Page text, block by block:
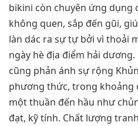
bikini còn chuyên ứng dụng
không quen, sắp đến gũi,
làn dác ra sự tự bởi vì thoải
ngày hè địa điểm hải
cũng phản ánh sự rộng
phương thức, trong khoảng
một thuần đến hầu như
đạt, kỹ tính. Chất lượng